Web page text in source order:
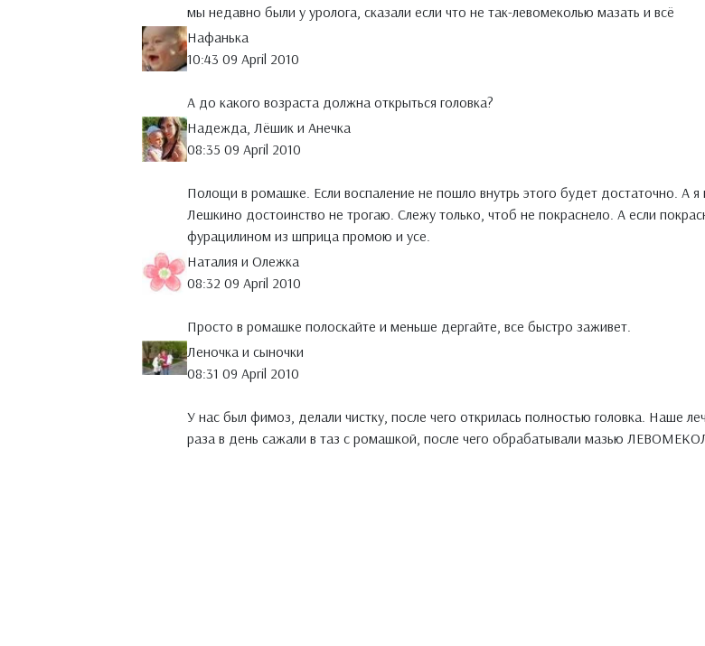
мы недавно были у уролога, сказали если что не так-левомеколью мазать и всё
Нафанька
10:43 09 April 2010
А до какого возраста должна открыться головка?
Надежда, Лёшик и Анечка
08:35 09 April 2010
Полощи в ромашке. Если воспаление не пошло внутрь этого будет достаточно. А
Лешкино достоинство не трогаю. Слежу только, чтоб не покраснело. А если
фурацилином из шприца промою и усе.
Наталия и Олежка
08:32 09 April 2010
Просто в ромашке полоскайте и меньше дергайте, все быстро заживет.
Леночка и сыночки
08:31 09 April 2010
У нас был фимоз, делали чистку, после чего открилась полностью головка. Наше
раза в день сажали в таз с ромашкой, после чего обрабатывали мазью